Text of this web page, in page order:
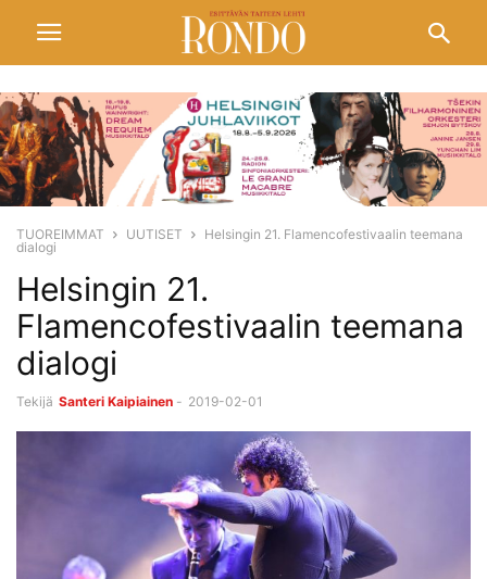
TUOREIMMAT UUTISET
Helsingin 21. Flamencofestivaalin teemana
dialogi
Helsingin 21.
Flamencofestivaalin teemana
dialogi
Tekijä Santeri Kaipiainen - 2019-02-01